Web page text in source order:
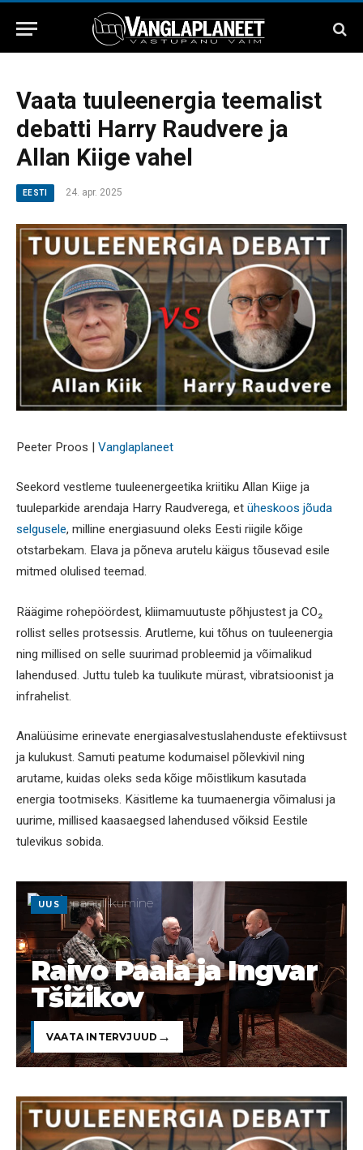
Vaata tuuleenergia teemalist
debatti Harry Raudvere ja
Allan Kiige vahel
EESTI 24. apr. 2025
Peeter Proos | Vanglaplaneet
Seekord vestleme tuuleenergeetika kriitiku Allan Kiige ja
tuuleparkide arendaja Harry Raudverega, et üheskoos jõuda
selgusele, milline energiasuund oleks Eesti riigile kõige
otstarbekam. Elava ja põneva arutelu käigus tõusevad esile
mitmed olulised teemad.
Räägime rohepöördest, kliimamuutuste põhjustest ja CO₂
rollist selles protsessis. Arutleme, kui tõhus on tuuleenergia
ning millised on selle suurimad probleemid ja võimalikud
lahendused. Juttu tuleb ka tuulikute mürast, vibratsioonist ja
infrahelist.
Analüüsime erinevate energiasalvestuslahenduste efektiivsust
ja kulukust. Samuti peatume kodumaisel põlevkivil ning
arutame, kuidas oleks seda kõige mõistlikum kasutada
energia tootmiseks. Käsitleme ka tuumaenergia võimalusi ja
uurime, millised kaasaegsed lahendused võiksid Eestile
tulevikus sobida.
UUS
Raivo Paala ja Ingvar
Tšižikov
VAATA INTERVJUUD